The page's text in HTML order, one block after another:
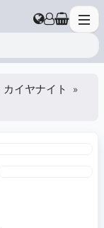
カイヤナイト